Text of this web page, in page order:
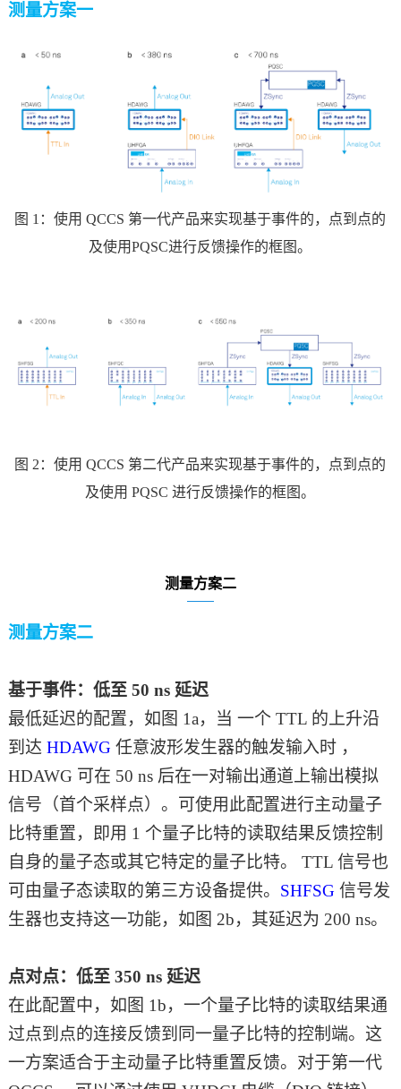
测量方案一
图 1：使用 QCCS 第一代产品来实现基于事件的，点到点的
及使用PQSC进行反馈操作的框图。
图 2：使用 QCCS 第二代产品来实现基于事件的，点到点的
及使用 PQSC 进行反馈操作的框图。
测量方案二
测量方案二
基于事件：低至 50 ns 延迟
最低延迟的配置，如图 1a，当 一个 TTL 的上升沿
到达 HDAWG 任意波形发生器的触发输入时 ，
HDAWG 可在 50 ns 后在一对输出通道上输出模拟
信号（首个采样点）。可使用此配置进行主动量子
比特重置，即用 1 个量子比特的读取结果反馈控制
自身的量子态或其它特定的量子比特。 TTL 信号也
可由量子态读取的第三方设备提供。 SHFSG 信号发
生器也支持这一功能，如图 2b，其延迟为 200 ns。
点对点：低至 350 ns 延迟
在此配置中，如图 1b，一个量子比特的读取结果通
过点到点的连接反馈到同一量子比特的控制端。这
一方案适合于主动量子比特重置反馈。对于第一代